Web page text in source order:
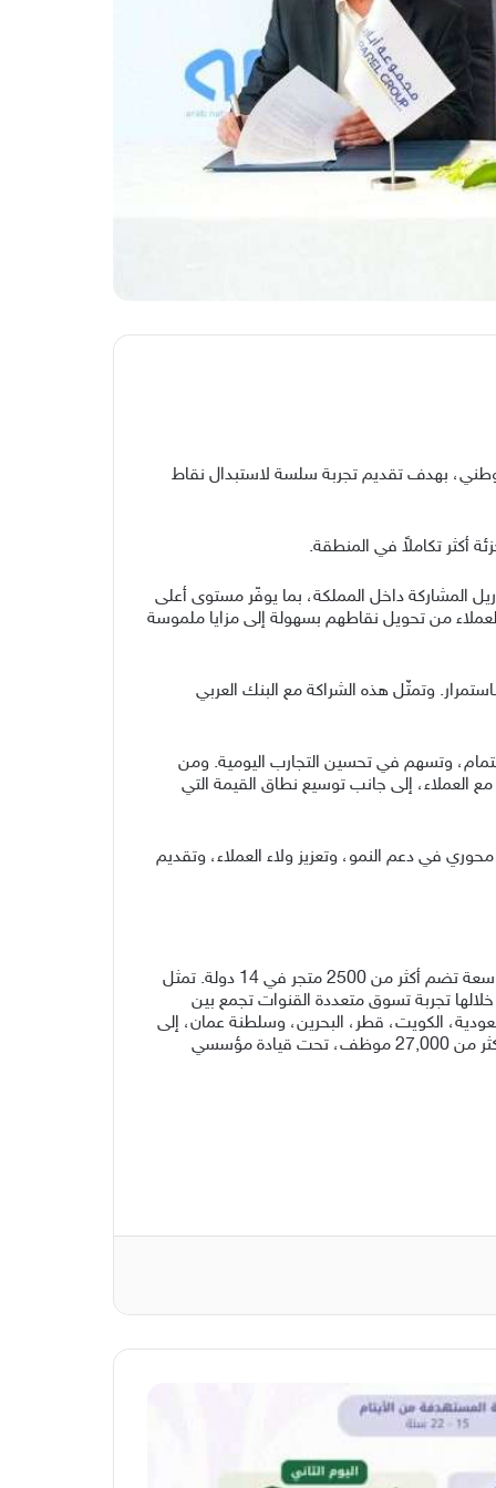
الوطني، بهدف تقديم تجربة سلسة لاستبدال نقاط
أكثر تكاملاً في المنطقة.
المشاركة داخل المملكة، بما يوفّر مستوى أعلى
من تحويل نقاطهم بسهولة إلى مزايا ملموسة
وتمثّل هذه الشراكة مع البنك العربي
وتسهم في تحسين التجارب اليومية. ومن
العملاء، إلى جانب توسيع نطاق القيمة التي
في دعم النمو، وتعزيز ولاء العملاء، وتقديم
مجموعة أباريل هي شركة عالمية تقدر قيمتها بمليارات الدولارات تأسست عام ١٩٩٦ يقع مقرها الرئيسي في دبي، وتدير شبكة واسعة تضم أكثر من 2500 متجر في 14 دولة. تمثل
من خلالها تجربة تسوق متعددة القنوات تجمع بين
الكويت، قطر، البحرين، وسلطنة عمان، إلى
جانب توسعها الاستراتيجي في الهند، وجنوب شرق آسيا، وجنوب أفريقيا، ومصر. تضم مجموعة أباريل فريق عمل متنوع يضم أكثر من 27,000 موظف، تحت قيادة مؤسسي